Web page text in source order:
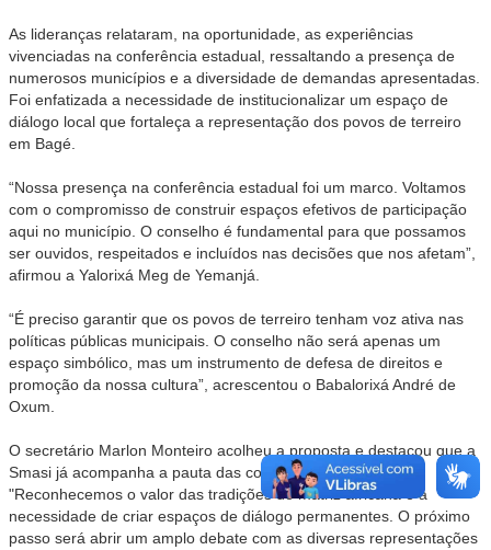
As lideranças relataram, na oportunidade, as experiências
vivenciadas na conferência estadual, ressaltando a presença de
numerosos municípios e a diversidade de demandas apresentadas.
Foi enfatizada a necessidade de institucionalizar um espaço de
diálogo local que fortaleça a representação dos povos de terreiro
em Bagé.
“Nossa presença na conferência estadual foi um marco. Voltamos
com o compromisso de construir espaços efetivos de participação
aqui no município. O conselho é fundamental para que possamos
ser ouvidos, respeitados e incluídos nas decisões que nos afetam”,
afirmou a Yalorixá Meg de Yemanjá.
“É preciso garantir que os povos de terreiro tenham voz ativa nas
políticas públicas municipais. O conselho não será apenas um
espaço simbólico, mas um instrumento de defesa de direitos e
promoção da nossa cultura”, acrescentou o Babalorixá André de
Oxum.
O secretário Marlon Monteiro acolheu a proposta e destacou que a
Smasi já acompanha a pauta das comunidades de terreiro.
"Reconhecemos o valor das tradições de matriz africana e a
necessidade de criar espaços de diálogo permanentes. O próximo
passo será abrir um amplo debate com as diversas representações